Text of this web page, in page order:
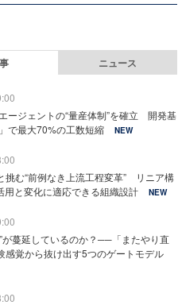
ニュース
ージェントの“量産体制”を確立 開発基
で最大70%の工数短縮
NEW
挑む“前例なき上流工程変革” リニア構
用と変化に適応できる組織設計
NEW
が蔓延しているのか？──「またやり直
感覚から抜け出す5つのゲートモデル